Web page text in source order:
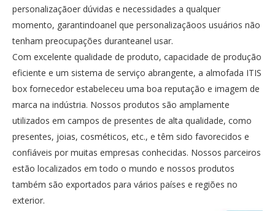
personalizaçãoer dúvidas e necessidades a qualquer
momento, garantindoanel que personalizaçãoos usuários não
tenham preocupações duranteanel usar.
Com excelente qualidade de produto, capacidade de produção
eficiente e um sistema de serviço abrangente, a almofada ITIS
box fornecedor estabeleceu uma boa reputação e imagem de
marca na indústria. Nossos produtos são amplamente
utilizados em campos de presentes de alta qualidade, como
presentes, joias, cosméticos, etc., e têm sido favorecidos e
confiáveis ​​por muitas empresas conhecidas. Nossos parceiros
estão localizados em todo o mundo e nossos produtos
também são exportados para vários países e regiões no
exterior.